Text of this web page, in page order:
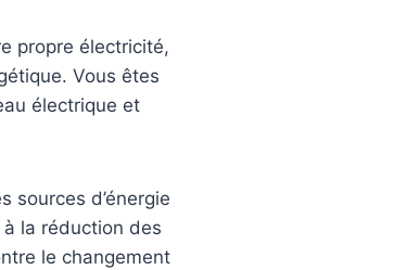
propre électricité,
Vous êtes
électrique et
sources d’énergie
la réduction des
le changement